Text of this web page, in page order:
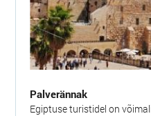
Palverännak
Egiptuse turistidel on